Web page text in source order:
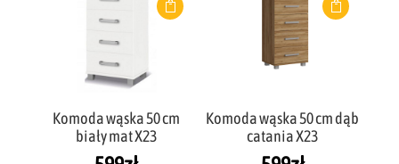
Komoda wąska 50 cm
biały mat X23
Komoda wąska 50 cm dąb
catania X23